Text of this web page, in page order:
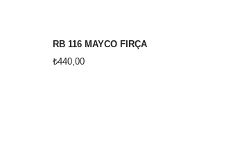
RB 116 MAYCO FIRÇA
₺440,00